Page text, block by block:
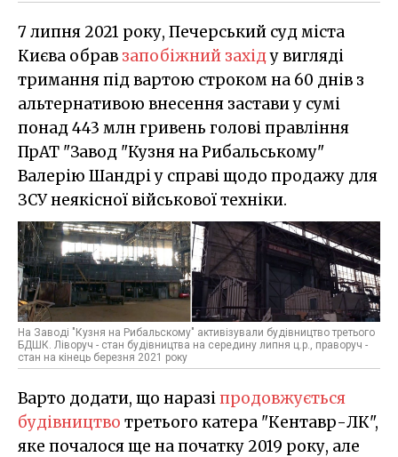
7 липня 2021 року, Печерський суд міста
Києва обрав запобіжний західу вигляді
тримання під вартою строком на 60 днів з
альтернативою внесення застави у сумі
понад 443 млн гривень голові правління
ПрАТ "Завод "Кузня на Рибальському"
Валерію Шандрі у справі щодо продажу для
ЗСУ неякісної військової техніки.
На Заводі "Кузня на Рибальскому" активізували будівництво третього
БДШК. Ліворуч - стан будівництва на середину липня ц.р., праворуч -
стан на кінець березня 2021 року
Варто додати, що наразіпродовжується
будівництво третього катера "Кентавр-ЛК",
яке почалося ще на початку 2019 року, але